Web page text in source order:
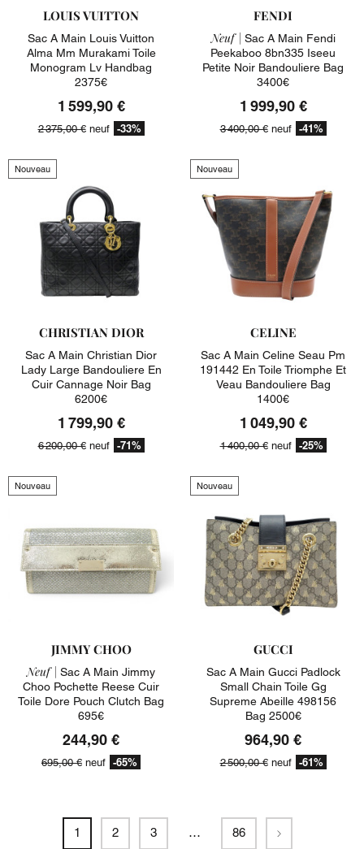
LOUIS VUITTON
Sac A Main Louis Vuitton
Alma Mm Murakami Toile
Monogram Lv Handbag
2375€
1 599,90 €
2 375,00 €neuf -33%
FENDI
Neuf | Sac A Main Fendi
Peekaboo 8bn335 Iseeu
Petite Noir Bandouliere Bag
3400€
1 999,90 €
3 400,00 €neuf -41%
Nouveau
CHRISTIAN DIOR
Sac A Main Christian Dior
Lady Large Bandouliere En
Cuir Cannage Noir Bag
6200€
1 799,90 €
6 200,00 €neuf -71%
Nouveau
CELINE
Sac A Main Celine Seau Pm
191442 En Toile Triomphe Et
Veau Bandouliere Bag
1400€
1 049,90 €
1 400,00 €neuf -25%
Nouveau
JIMMY CHOO
Neuf | Sac A Main Jimmy
Choo Pochette Reese Cuir
Toile Dore Pouch Clutch Bag
695€
244,90 €
695,00 € neuf -65%
Nouveau
GUCCI
Sac A Main Gucci Padlock
Small Chain Toile Gg
Supreme Abeille 498156
Bag 2500€
964,90 €
2 500,00 €neuf -61%
1 2 3 … 86 Suivant